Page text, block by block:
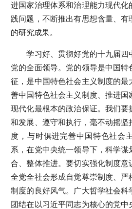
进国家治理体系和治理能力现代化
践问题，不断推出有思想含量、
的研究成果。
学习好、贯彻好党的十九届四
党的全面领导。党的领导是中国
征，是中国特色社会主义制度的最
善中国特色社会主义制度、推进国
现代化最根本的政治保证。我们要
和发展、遵守和执行，毫不动摇坚
度，与时俱进完善中国特色社会
系，在党中央统一领导下，科学
合、整体推进。要切实强化制度意
全党全社会形成自觉尊崇制度、严
制度的良好风气。广大哲学社会科
团结在以习近平同志为核心的党